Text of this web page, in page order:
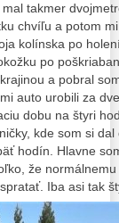
takmer
chvíľu a potom
kolínska po
po
a pobral
auto urobili za
dobu na štyri
kde som si
hodín. Hlavne
že
Iba asi tak